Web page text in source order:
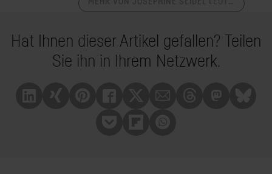
Hat Ihnen dieser Artikel gefallen? Teilen
Sie ihn in Ihrem Netzwerk.